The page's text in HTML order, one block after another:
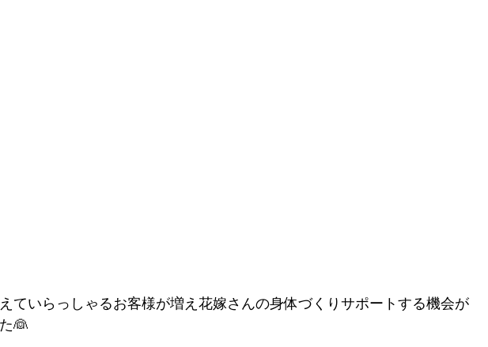
ていらっしゃるお客様が増え花嫁さんの身体づくりサポートする機会が
👰